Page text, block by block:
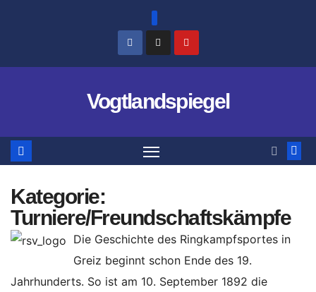
Vogtlandspiegel
Kategorie:
Turniere/Freundschaftskämpfe
Die Geschichte des Ringkampfsportes in
Greiz beginnt schon Ende des 19.
Jahrhunderts. So ist am 10. September 1892 die